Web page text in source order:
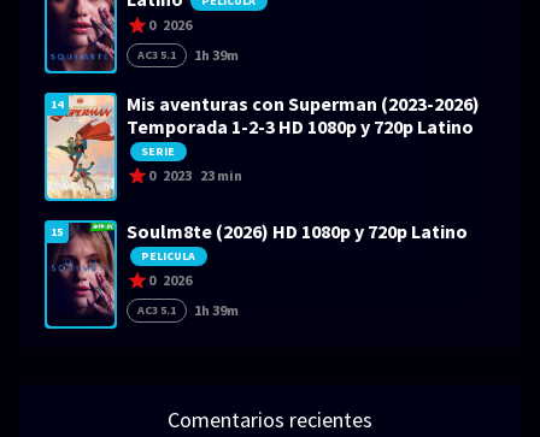
0 2026
AC3 5.1 1h 39m
14
Mis aventuras con Superman (2023-2026)
Temporada 1-2-3 HD 1080p y 720p Latino
SERIE
0 2023 23 min
15 Soulm8te (2026) HD 1080p y 720p Latino
PELICULA
0 2026
AC3 5.1 1h 39m
Comentarios recientes